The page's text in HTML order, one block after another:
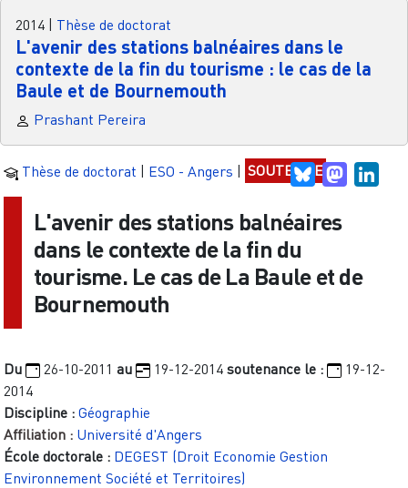
2014 | Thèse de doctorat
L'avenir des stations balnéaires dans le
contexte de la fin du tourisme : le cas de la
Baule et de Bournemouth
Prashant Pereira
Thèse de doctorat | ESO - Angers | SOUTENUEBluesky
L'avenir des stations balnéaires
dans le contexte de la fin du
tourisme. Le cas de La Baule et de
Bournemouth
Du 26-10-2011 au 19-12-2014 soutenance le :
19-12-
2014
Discipline : Géographie
Affiliation : Université d'Angers
École doctorale : DEGEST (Droit Economie Gestion
Environnement Société et Territoires)